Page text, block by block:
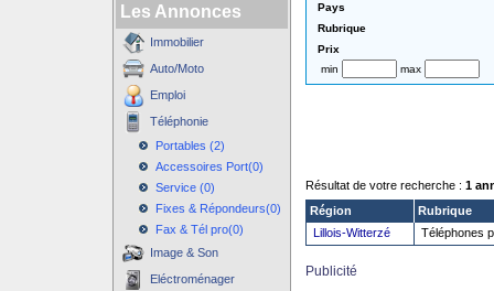
Les Annonces
Immobilier
Auto/Moto
Emploi
Téléphonie
Portables (2)
Accessoires Port(0)
Service (0)
Fixes & Répondeurs(0)
Fax & Tél pro(0)
Image & Son
Eléctroménager
Pays
Rubrique
Prix
min
max
Résultat de votre recherche : 1
Région
Rubrique
Lillois-Witterzé
Téléphones
Publicité